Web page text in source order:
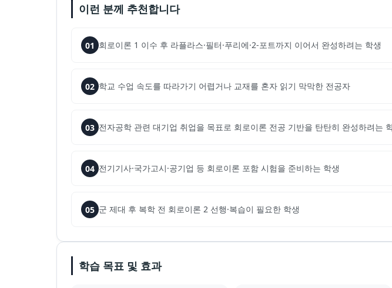
이런 분께 추천합니다
01 회로이론 1 이수 후 라플라스·필터·푸리에·2-포트까지 이어서 완성하려는 학생
02 학교 수업 속도를 따라가기 어렵거나 교재를 혼자 읽기 막막한 전공자
03 전자공학 관련 대기업 취업을 목표로 회로이론 전공 기반을 탄탄히 완성하려는
04 전기기사·국가고시·공기업 등 회로이론 포함 시험을 준비하는 학생
05 군 제대 후 복학 전 회로이론 2 선행·복습이 필요한 학생
학습 목표 및 효과